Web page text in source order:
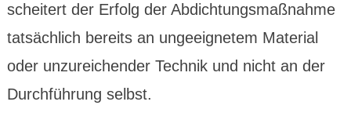
scheitert der Erfolg der Abdichtungs­maßnahme
tatsäch­lich bereits an ungeeig­netem Material
oder unzu­reichender Technik und nicht an der
Durch­führung selbst.